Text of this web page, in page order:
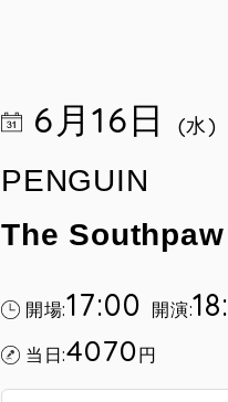
6月16日 (水)
PENGUIN
The
開場:17:00 開演:
当日:4070円